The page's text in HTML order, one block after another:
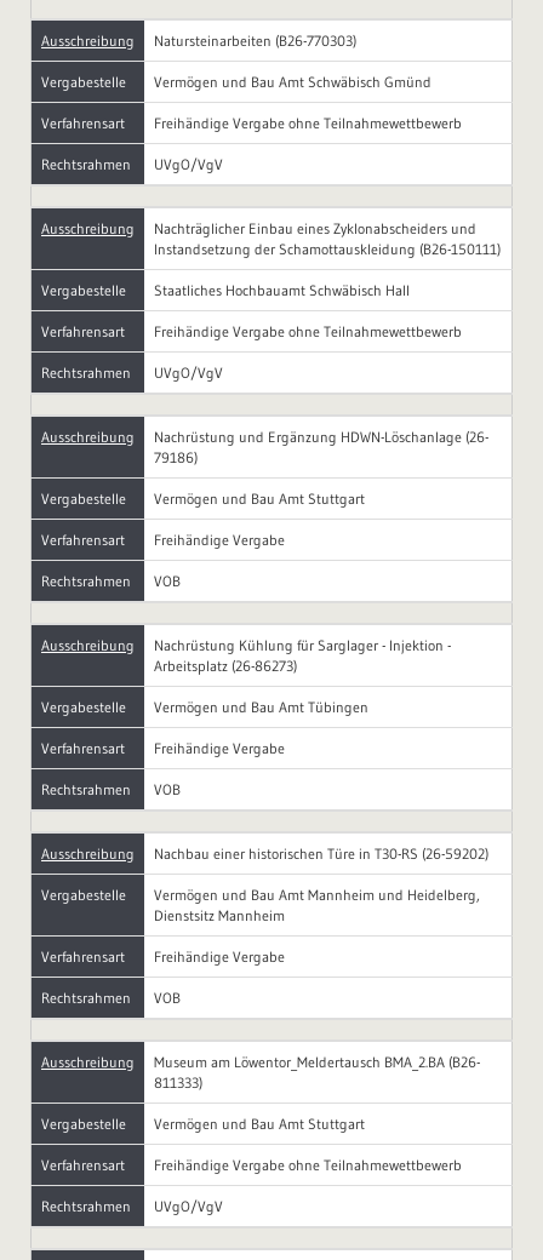
Ausschreibung Natursteinarbeiten (B26-770303)
Vergabestelle Vermögen und Bau Amt Schwäbisch Gmünd
Verfahrensart Freihändige Vergabe ohne Teilnahmewettbewerb
Rechtsrahmen UVgO/VgV
Ausschreibung
Nachträglicher Einbau eines Zyklonabscheiders und
Instandsetzung der Schamottauskleidung (B26-150111)
Vergabestelle Staatliches Hochbauamt Schwäbisch Hall
Verfahrensart Freihändige Vergabe ohne Teilnahmewettbewerb
Rechtsrahmen UVgO/VgV
Ausschreibung
Nachrüstung und Ergänzung HDWN-Löschanlage (26-
79186)
Vergabestelle Vermögen und Bau Amt Stuttgart
Verfahrensart Freihändige Vergabe
Rechtsrahmen VOB
Ausschreibung
Nachrüstung Kühlung für Sarglager - Injektion -
Arbeitsplatz (26-86273)
Vergabestelle Vermögen und Bau Amt Tübingen
Verfahrensart Freihändige Vergabe
Rechtsrahmen VOB
Ausschreibung Nachbau einer historischen Türe in T30-RS (26-59202)
Vergabestelle
Vermögen und Bau Amt Mannheim und Heidelberg,
Dienstsitz Mannheim
Verfahrensart Freihändige Vergabe
Rechtsrahmen VOB
Ausschreibung
Museum am Löwentor_Meldertausch BMA_2.BA (B26-
811333)
Vergabestelle Vermögen und Bau Amt Stuttgart
Verfahrensart Freihändige Vergabe ohne Teilnahmewettbewerb
Rechtsrahmen UVgO/VgV